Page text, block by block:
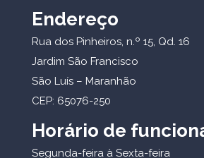
Endereço
Rua dos Pinheiros, n.º 15, Qd. 16
Jardim São Francisco
São Luís – Maranhão
CEP: 65076-250
Horário de
Segunda-feira à Sexta-feira